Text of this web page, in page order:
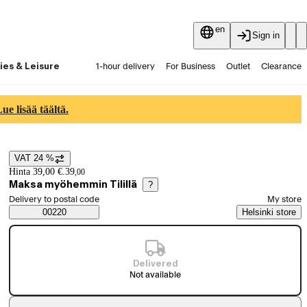
en
Sign in
& Leisure 1-hour delivery For Business Outlet Clearance
lisää täältä.
Price details
VAT 24 %
Hinta 39,00 €.39,00
Maksa myöhemmin Tilillä ?
Saatavuustiedot
Select order method
Delivery to postal code
00220
My store
Helsinki store
Delivered
Not available